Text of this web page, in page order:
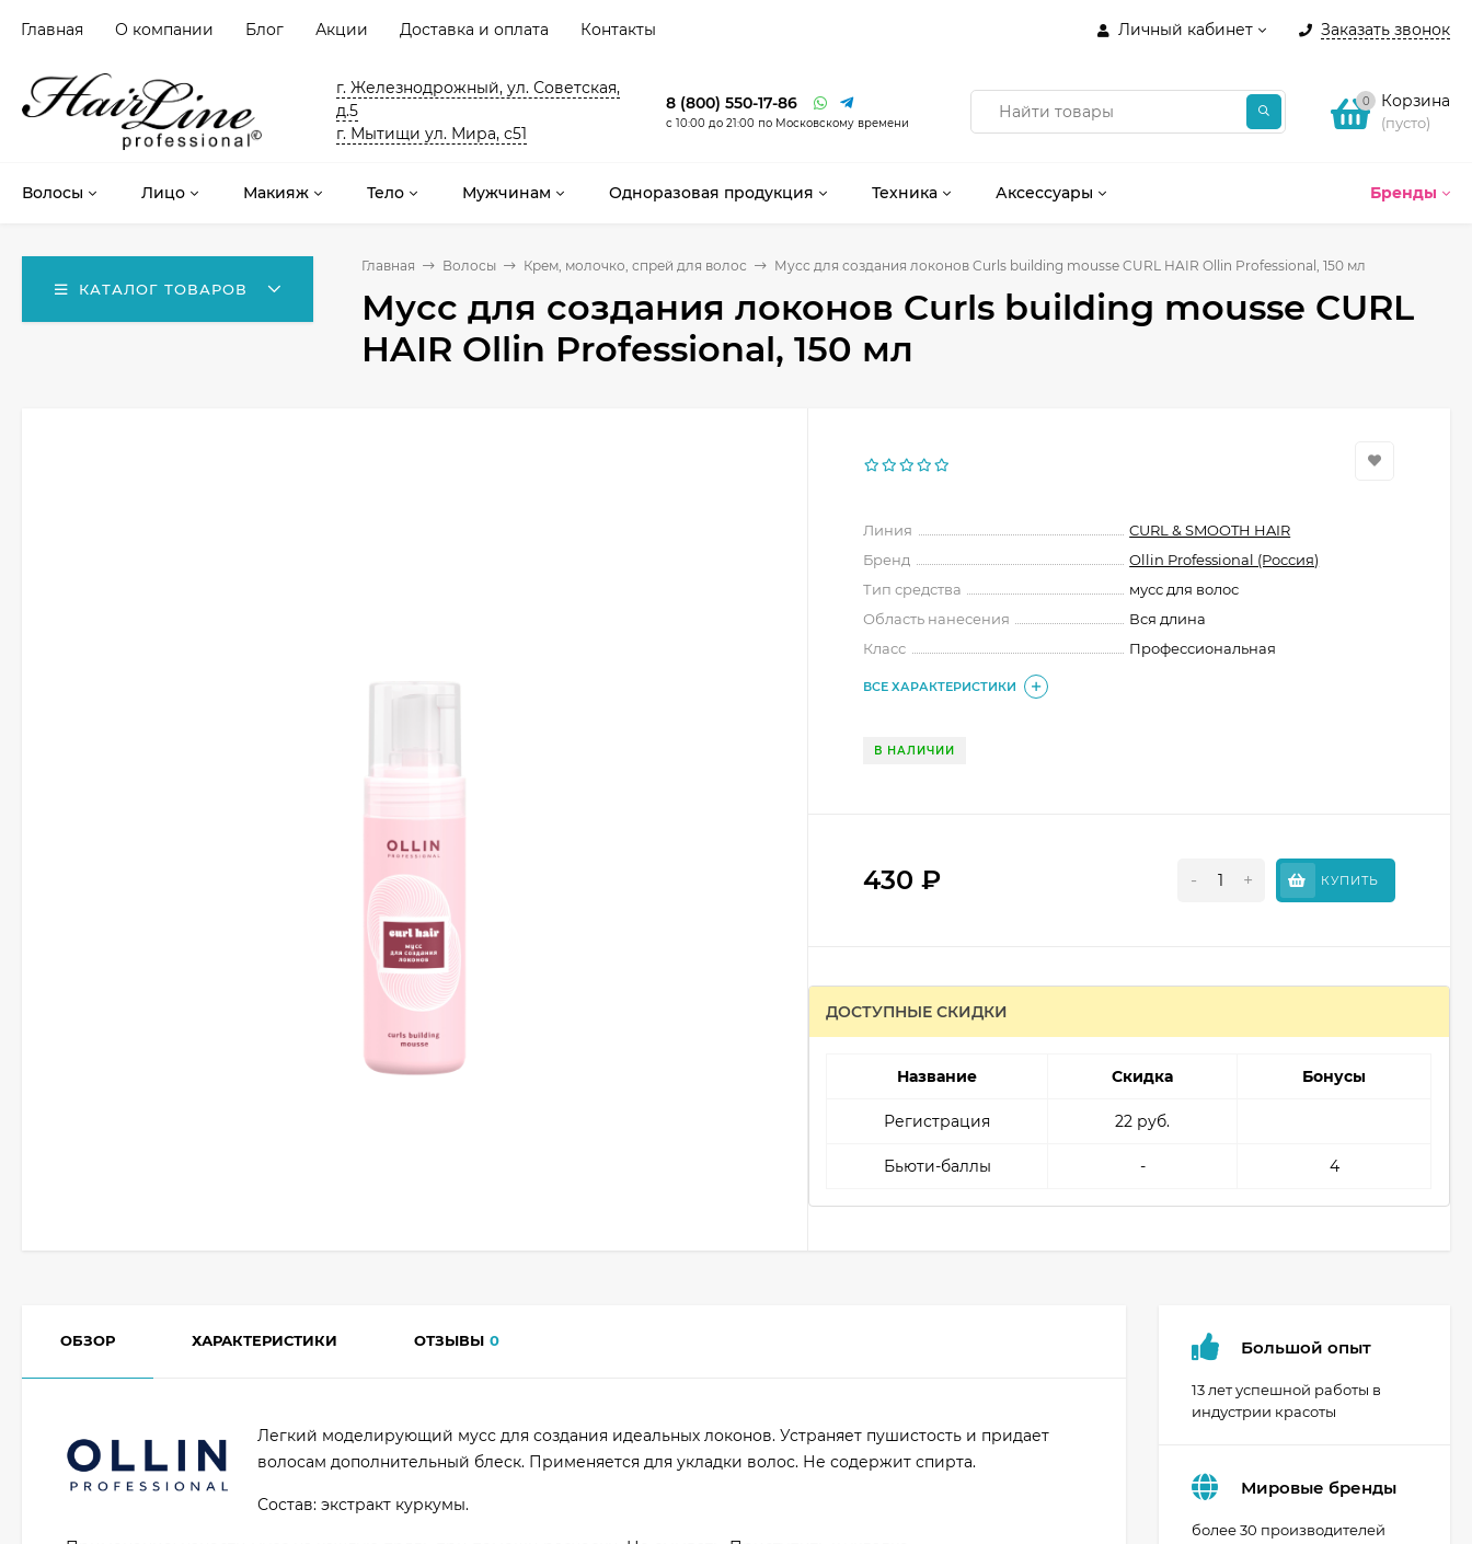
Личный кабинет Заказать звонок
Главная О компании Блог Акции Доставка и оплата Контакты
г. Железнодрожный, ул. Советская,
д.5
г. Мытищи ул. Мира, с51
8 (800) 550-17-86
с 10:00 до 21:00 по Московскому времени
0 Корзина
(пусто)
Бренды
Волосы Лицо Макияж Тело Мужчинам Одноразовая продукция Техника Аксессуары
КАТАЛОГ ТОВАРОВ
Главная Волосы Крем, молочко, спрей для волос Мусс для создания локонов Curls building mousse CURL HAIR Ollin Professional, 150 мл
Мусс для создания локонов Curls building mousse CURL
HAIR Ollin Professional, 150 мл
Линия
CURL & SMOOTH HAIR
Бренд
Ollin Professional (Россия)
Тип средства
мусс для волос
Область нанесения
Вся длина
Класс
Профессиональная
ВСЕ ХАРАКТЕРИСТИКИ
В НАЛИЧИИ
430₽ - + КУПИТЬ
ДОСТУПНЫЕ СКИДКИ
Название Скидка Бонусы
Регистрация 22 руб.
Бьюти-баллы - 4
ОБЗОР ХАРАКТЕРИСТИКИ ОТЗЫВЫ 0
Легкий моделирующий мусс для создания идеальных локонов. Устраняет пушистость и придает
волосам дополнительный блеск. Применяется для укладки волос. Не содержит спирта.
Состав: экстракт куркумы.
Большой опыт
13 лет успешной работы в
индустрии красоты
Мировые бренды
более 30 производителей